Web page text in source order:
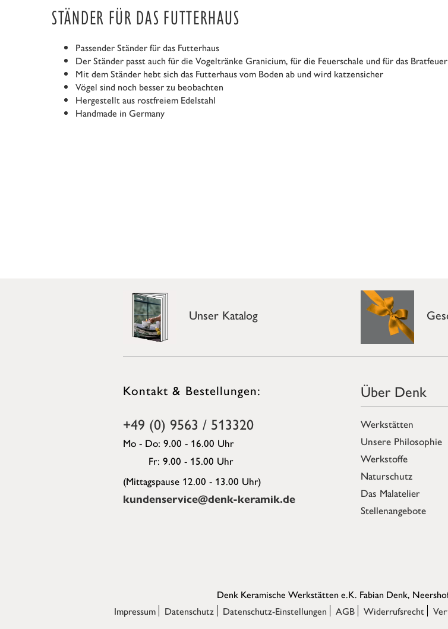
STÄNDER FÜR DAS FUTTERHAUS
Passender Ständer für das Futterhaus
Der Ständer passt auch für die Vogeltränke Granicium, für die Feuerschale und für das Bratfeuer
Mit dem Ständer hebt sich das Futterhaus vom Boden ab und wird katzensicher
Vögel sind noch besser zu beobachten
Hergestellt aus rostfreiem Edelstahl
Handmade in Germany
Unser Katalog
Kontakt & Bestellungen:
+49 (0) 9563 / 513320
Mo - Do: 9.00 - 16.00 Uhr
Fr: 9.00 - 15.00 Uhr
(Mittagspause 12.00 - 13.00 Uhr)
kundenservice@denk-keramik.de
Über Denk
Werkstätten
Unsere Philosophie
Werkstoffe
Naturschutz
Das Malatelier
Stellenangebote
Denk Keramische Werkstätten e.K. Fabian Denk,
Impressum
Datenschutz Datenschutz-Einstellungen AGB Widerrufsrecht